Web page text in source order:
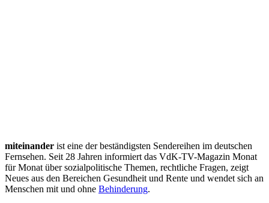
miteinander ist eine der beständigsten Sendereihen im deutschen
Fernsehen. Seit 28 Jahren informiert das VdK-TV-Magazin Monat
für Monat über sozialpolitische Themen, rechtliche Fragen, zeigt
Neues aus den Bereichen Gesundheit und Rente und wendet sich an
Menschen mit und ohne Behinderung.